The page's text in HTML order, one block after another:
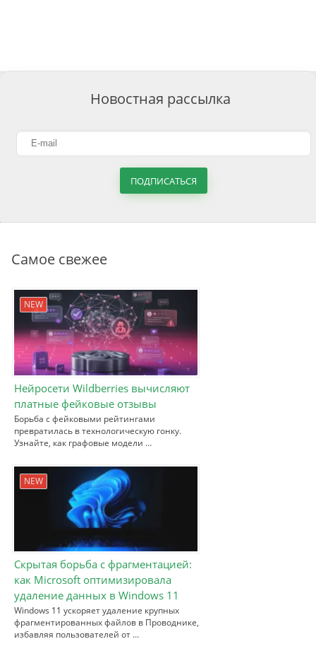
Новостная рассылка
ПОДПИСАТЬСЯ
Самое свежее
NEW
Нейросети Wildberries вычисляют
платные фейковые отзывы
Борьба с фейковыми рейтингами
превратилась в технологическую гонку.
Узнайте, как графовые модели …
NEW
Скрытая борьба с фрагментацией:
как Microsoft оптимизировала
удаление данных в Windows 11
Windows 11 ускоряет удаление крупных
фрагментированных файлов в Проводнике,
избавляя пользователей от …